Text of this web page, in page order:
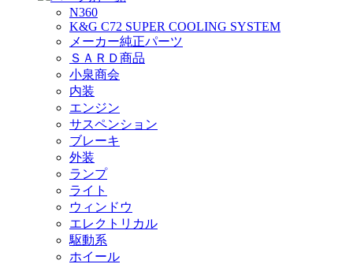
N360
K&G C72 SUPER COOLING SYSTEM
メーカー純正パーツ
ＳＡＲＤ商品
小泉商会
内装
エンジン
サスペンション
ブレーキ
外装
ランプ
ライト
ウィンドウ
エレクトリカル
駆動系
ホイール